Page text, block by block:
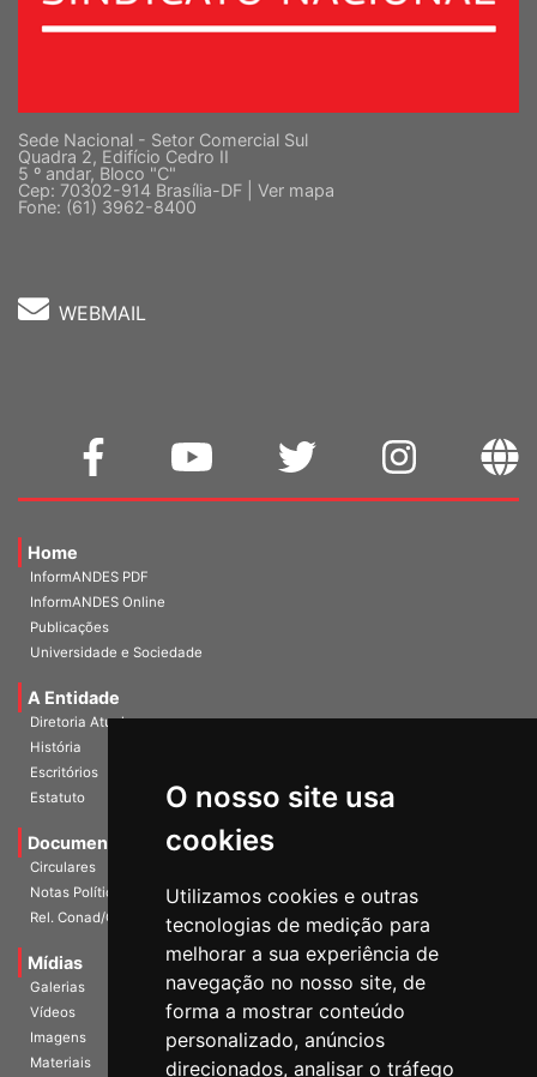
O nosso site usa
cookies
Utilizamos cookies e outras
tecnologias de medição para
melhorar a sua experiência de
navegação no nosso site, de
forma a mostrar conteúdo
personalizado, anúncios
direcionados, analisar o tráfego
Sede Nacional - Setor Comercial Sul
Quadra 2, Edifício Cedro II
5 º andar, Bloco "C"
Cep: 70302-914 Brasília-DF | Ver mapa
Fone: (61) 3962-8400
WEBMAIL
Home
InformANDES PDF
InformANDES Online
Publicações
Universidade e Sociedade
A Entidade
Diretoria Atual
História
Escritórios
Estatuto
Documentos
Circulares
Notas Políticas
Rel. Conad/Congresso
Mídias
Galerias
Vídeos
Imagens
Materiais